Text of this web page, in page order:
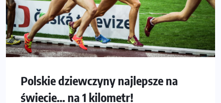
Polskie dziewczyny najlepsze na
świecie… na 1 kilometr!